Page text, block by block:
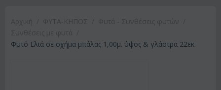
Φυτό Ελιά σε σχήμα μπάλας 1,00μ. ύψος & γλάστρα 22εκ.